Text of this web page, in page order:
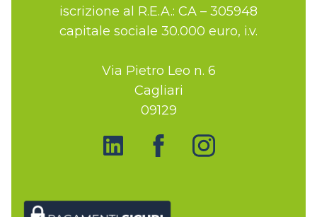
iscrizione al R.E.A.: CA – 305948
capitale sociale 30.000 euro, i.v.
Via Pietro Leo n. 6
Cagliari
09129